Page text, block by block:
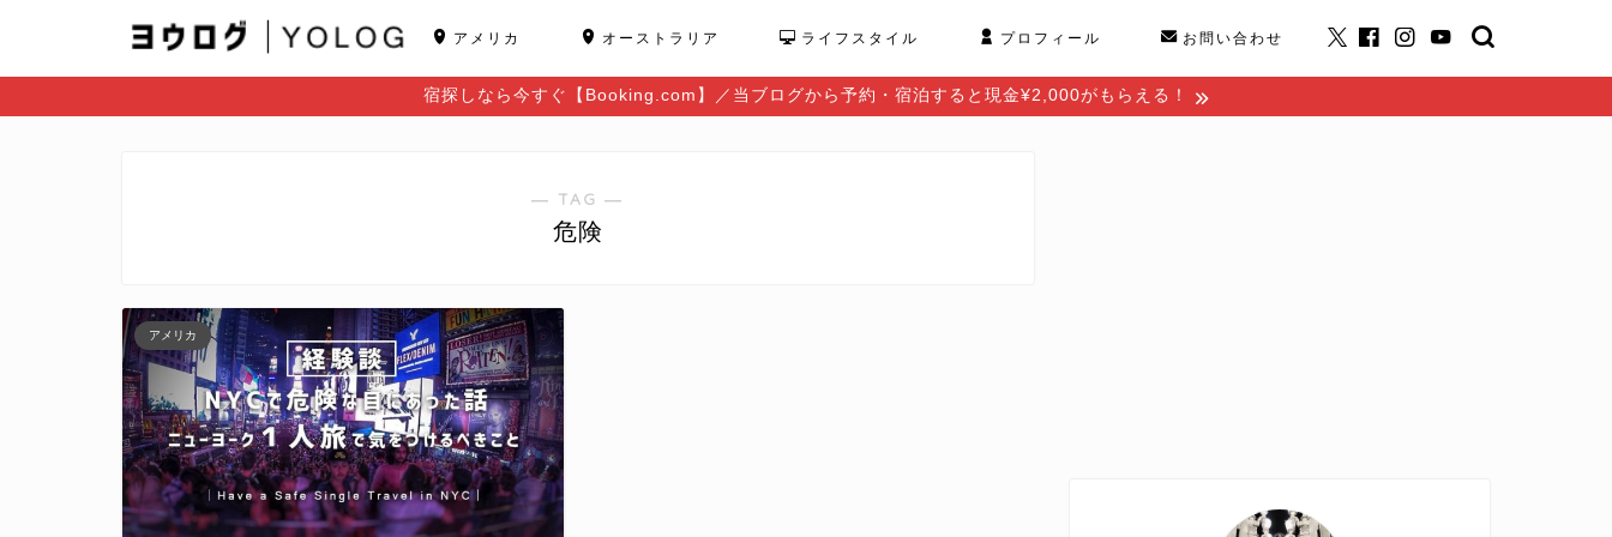
アメリカ オーストラリア ライフスタイル プロフィール お問い合わせ
宿探しなら今すぐ【Booking.com】／当ブログから予約・宿泊すると現金¥2,000がもらえる！
― TAG ―
危険
アメリカ